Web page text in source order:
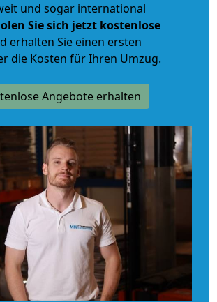
und sogar international
Sie sich jetzt kostenlose
erhalten Sie einen ersten
die Kosten für Ihren Umzug.
Angebote erhalten